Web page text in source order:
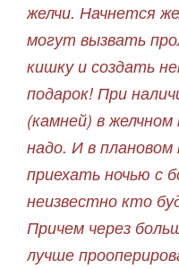
желчи. Начнется
могут вызвать
кишку и создать
подарок! При
(камней) в
надо. И в
приехать ночью с
неизвестно кто
Причем через
лучше